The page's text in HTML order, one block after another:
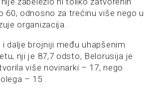
60, odnosno za trećinu više nego u
organizacija.
dalje brojniji među uhapšenim
nji je 87,7 odsto, Belorusija je
više novinarki – 17, nego
– 15 .